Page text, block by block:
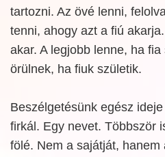
tartozni. Az övé lenni,
tenni, ahogy azt a fiú
akar. A legjobb lenne, ha
örülnek, ha fiuk születik.
Beszélgetésünk egész
firkál. Egy nevet. Többször
fölé. Nem a sajátját, hanem